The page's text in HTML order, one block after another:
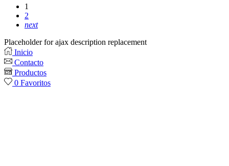
1
2
next
Placeholder for ajax description replacement
Inicio
Contacto
Productos
0 Favoritos